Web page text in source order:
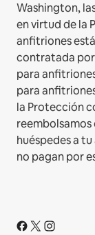
Washington,
en virtud de la
anfitriones
contratada
para
para
la Protección
reembolsamos
huéspedes a
no pagan por